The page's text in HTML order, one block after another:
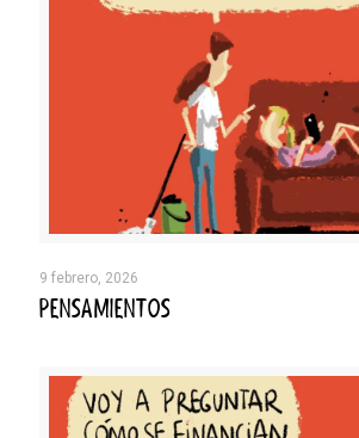
9 febrero, 2026
PENSAMIENTOS